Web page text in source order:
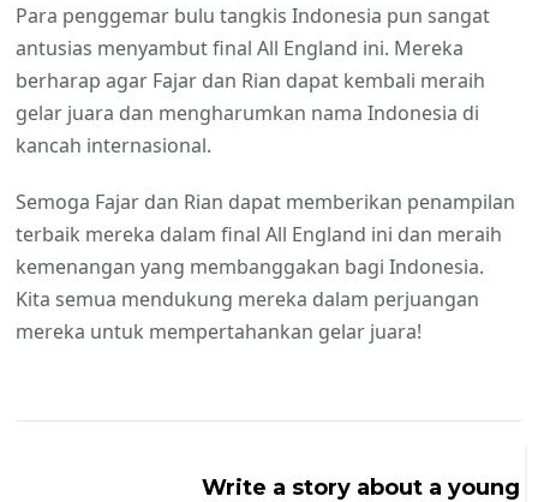
Para penggemar bulu tangkis Indonesia pun sangat
antusias menyambut final All England ini. Mereka
berharap agar Fajar dan Rian dapat kembali meraih
gelar juara dan mengharumkan nama Indonesia di
kancah internasional.
Semoga Fajar dan Rian dapat memberikan penampilan
terbaik mereka dalam final All England ini dan meraih
kemenangan yang membanggakan bagi Indonesia.
Kita semua mendukung mereka dalam perjuangan
mereka untuk mempertahankan gelar juara!
Write a story about a young